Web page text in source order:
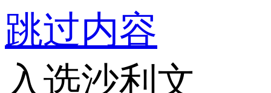
跳过内容
入选沙利文